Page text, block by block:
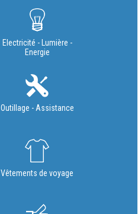
Electricité - Lumière -
Energie
Outillage - Assistance
Vêtements de voyage